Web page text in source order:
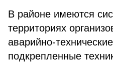
В районе имеются
территориях
аварийно-
подкрепленные